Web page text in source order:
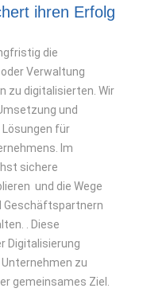
ihren Erfolg
die
Verwaltung
zu digitalisierten. Wir
und
für
Im
sichere
und die Wege
Geschäftspartnern
. Diese
Digitalisierung
zu
gemeinsames Ziel.